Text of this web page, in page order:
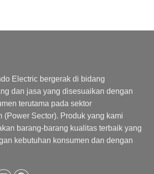
Electric bergerak di bidang
dan jasa yang disesuaikan dengan
terutama pada sektor
(Power Sector). Produk yang kami
barang-barang kualitas terbaik yang
kebutuhan konsumen dan dengan